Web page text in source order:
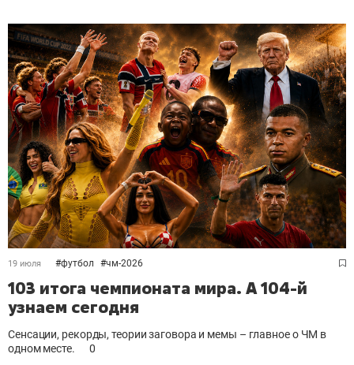
19 июля #футбол #чм-2026
103 итога чемпионата мира. А 104-й
узнаем сегодня
Сенсации, рекорды, теории заговора и мемы – главное о ЧМ в
одном месте.
0